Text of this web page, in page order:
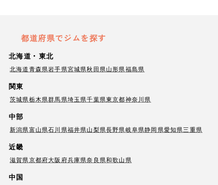
都道府県でジムを探す
北海道・東北
北海道青森県岩手県宮城県秋田県山形県福島県
関東
茨城県栃木県群馬県埼玉県千葉県東京都神奈川県
中部
新潟県富山県石川県福井県山梨県長野県岐阜県静岡県愛知県三重県
近畿
滋賀県京都府大阪府兵庫県奈良県和歌山県
中国